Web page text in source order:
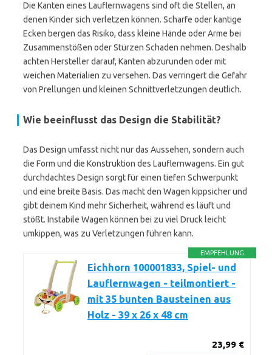
Die Kanten eines Lauflernwagens sind oft die Stellen, an
denen Kinder sich verletzen können. Scharfe oder kantige
Ecken bergen das Risiko, dass kleine Hände oder Arme bei
Zusammenstößen oder Stürzen Schaden nehmen. Deshalb
achten Hersteller darauf, Kanten abzurunden oder mit
weichen Materialien zu versehen. Das verringert die Gefahr
von Prellungen und kleinen Schnittverletzungen deutlich.
Wie beeinflusst das Design die Stabilität?
Das Design umfasst nicht nur das Aussehen, sondern auch
die Form und die Konstruktion des Lauflernwagens. Ein gut
durchdachtes Design sorgt für einen tiefen Schwerpunkt
und eine breite Basis. Das macht den Wagen kippsicher und
gibt deinem Kind mehr Sicherheit, während es läuft und
stößt. Instabile Wagen können bei zu viel Druck leicht
umkippen, was zu Verletzungen führen kann.
EMPFEHLUNG
Eichhorn 100001833, Spiel- und
Lauflernwagen - teilmontiert -
mit 35 bunten Bausteinen aus
Holz - 39 x 26 x 48 cm
23,99 €